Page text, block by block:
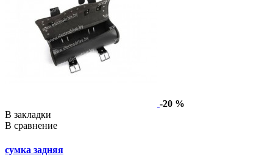
-20 %
В закладки
В сравнение
сумка задняя